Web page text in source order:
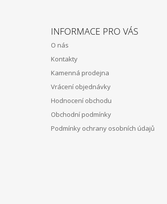
INFORMACE PRO VÁS
O nás
Kontakty
Kamenná prodejna
Vrácení objednávky
Hodnocení obchodu
Obchodní podmínky
Podmínky ochrany osobních údajů